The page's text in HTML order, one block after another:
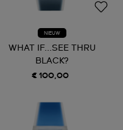
NIEUW
WHAT IF...SEE THRU
BLACK?
€ 100,00